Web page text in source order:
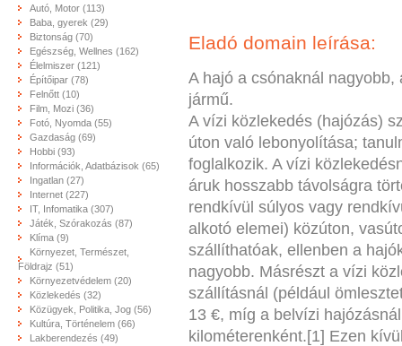
Autó, Motor (113)
Baba, gyerek (29)
Biztonság (70)
Egészség, Wellnes (162)
Élelmiszer (121)
Építőipar (78)
Felnőtt (10)
Film, Mozi (36)
Fotó, Nyomda (55)
Gazdaság (69)
Hobbi (93)
Információk, Adatbázisok (65)
Ingatlan (27)
Internet (227)
IT, Infomatika (307)
Játék, Szórakozás (87)
Klíma (9)
Környezet, Természet,
Földrajz (51)
Környezetvédelem (20)
Közlekedés (32)
Közügyek, Politika, Jog (56)
Kultúra, Történelem (66)
Lakberendezés (49)
Eladó domain leírása:
A hajó a csónaknál
jármű.
A vízi közlekedés (hajózás)
úton való lebonyolítása;
foglalkozik. A vízi
áruk hosszabb távolságra
rendkívül súlyos vagy
alkotó elemei) közúton,
szállíthatóak, ellenben a
nagyobb. Másrészt a vízi
szállításnál (például
13 €, míg a belvízi
kilométerenként.[1] Ezen